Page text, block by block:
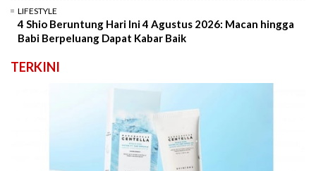
LIFESTYLE
4 Shio Beruntung Hari Ini 4 Agustus 2026: Macan hingga
Babi Berpeluang Dapat Kabar Baik
TERKINI